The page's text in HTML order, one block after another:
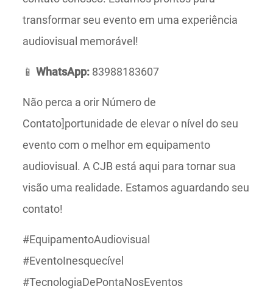
transformar seu evento em uma experiência
audiovisual memorável!
📱 WhatsApp:83988183607
Não perca a orir Número de
Contato]portunidade de elevar o nível do seu
evento com o melhor em equipamento
audiovisual. A CJB está aqui para tornar sua
visão uma realidade. Estamos aguardando seu
contato!
#EquipamentoAudiovisual
#EventoInesquecível
#TecnologiaDePontaNosEventos